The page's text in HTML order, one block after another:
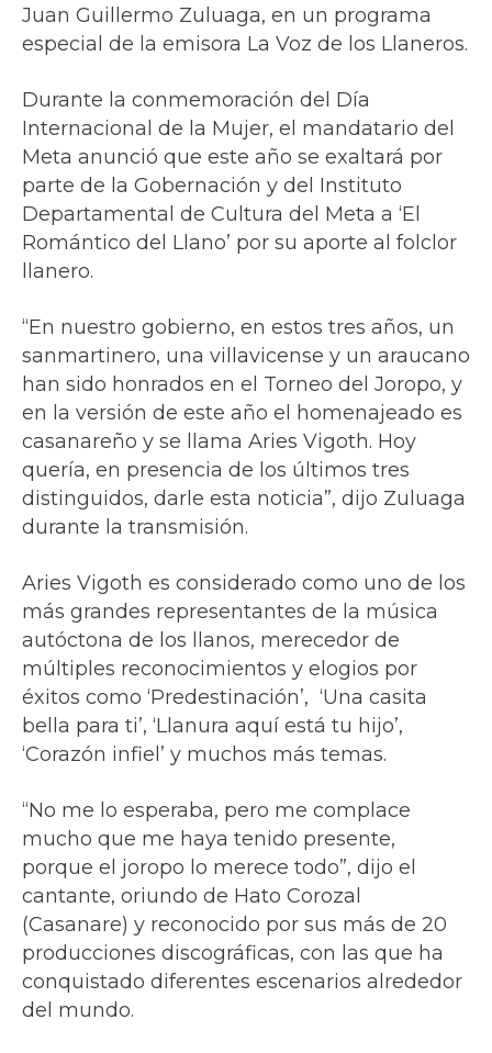
Juan Guillermo Zuluaga, en un programa
especial de la emisora La Voz de los Llaneros.
Durante la conmemoración del Día
Internacional de la Mujer, el mandatario del
Meta anunció que este año se exaltará por
parte de la Gobernación y del Instituto
Departamental de Cultura del Meta a ‘El
Romántico del Llano’ por su aporte al folclor
llanero.
“En nuestro gobierno, en estos tres años, un
sanmartinero, una villavicense y un araucano
han sido honrados en el Torneo del Joropo, y
en la versión de este año el homenajeado es
casanareño y se llama Aries Vigoth. Hoy
quería, en presencia de los últimos tres
distinguidos, darle esta noticia”, dijo Zuluaga
durante la transmisión.
Aries Vigoth es considerado como uno de los
más grandes representantes de la música
autóctona de los llanos, merecedor de
múltiples reconocimientos y elogios por
éxitos como ‘Predestinación’, ‘Una casita
bella para ti’, ‘Llanura aquí está tu hijo’,
‘Corazón infiel’ y muchos más temas.
“No me lo esperaba, pero me complace
mucho que me haya tenido presente,
porque el joropo lo merece todo”, dijo el
cantante, oriundo de Hato Corozal
(Casanare) y reconocido por sus más de 20
producciones discográficas, con las que ha
conquistado diferentes escenarios alrededor
del mundo.